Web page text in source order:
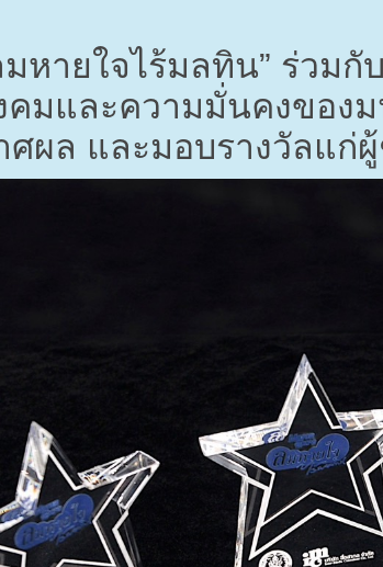
หายใจไร้มลทิน” ร่วมกั
มและความมั่นคงของม
ศผล และมอบรางวัลแก่